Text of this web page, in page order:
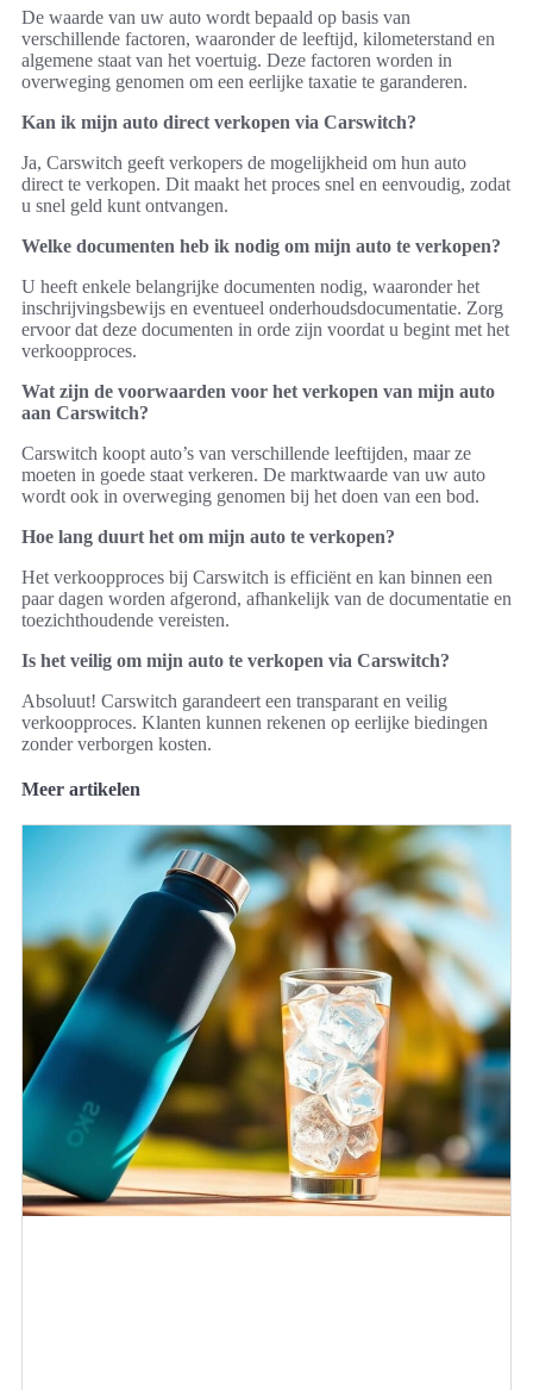
De waarde van uw auto wordt bepaald op basis van
verschillende factoren, waaronder de leeftijd, kilometerstand en
algemene staat van het voertuig. Deze factoren worden in
overweging genomen om een eerlijke taxatie te garanderen.
Kan ik mijn auto direct verkopen via Carswitch?
Ja, Carswitch geeft verkopers de mogelijkheid om hun auto
direct te verkopen. Dit maakt het proces snel en eenvoudig, zodat
u snel geld kunt ontvangen.
Welke documenten heb ik nodig om mijn auto te verkopen?
U heeft enkele belangrijke documenten nodig, waaronder het
inschrijvingsbewijs en eventueel onderhoudsdocumentatie. Zorg
ervoor dat deze documenten in orde zijn voordat u begint met het
verkoopproces.
Wat zijn de voorwaarden voor het verkopen van mijn auto
aan Carswitch?
Carswitch koopt auto’s van verschillende leeftijden, maar ze
moeten in goede staat verkeren. De marktwaarde van uw auto
wordt ook in overweging genomen bij het doen van een bod.
Hoe lang duurt het om mijn auto te verkopen?
Het verkoopproces bij Carswitch is efficiënt en kan binnen een
paar dagen worden afgerond, afhankelijk van de documentatie en
toezichthoudende vereisten.
Is het veilig om mijn auto te verkopen via Carswitch?
Absoluut! Carswitch garandeert een transparant en veilig
verkoopproces. Klanten kunnen rekenen op eerlijke biedingen
zonder verborgen kosten.
Meer artikelen